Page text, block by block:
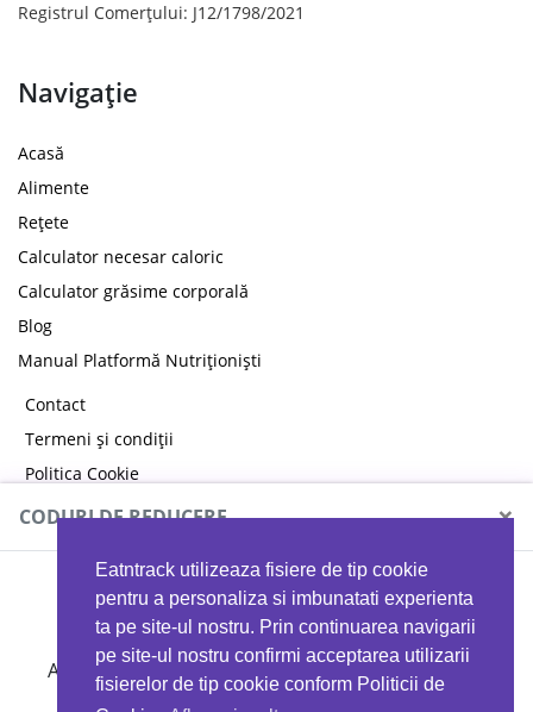
Eatntrack utilizeaza fisiere de tip cookie
pentru a personaliza si imbunatati experienta
ta pe site-ul nostru. Prin continuarea navigarii
pe site-ul nostru confirmi acceptarea utilizarii
fisierelor de tip cookie conform Politicii de
Registrul Comerțului: J12/1798/2021
Navigație
Acasă
Alimente
Rețete
Calculator necesar caloric
Calculator grăsime corporală
Blog
Manual Platformă Nutriționiști
Contact
Termeni și condiții
Politica Cookie
Politica de confidențialitate
CODURI DE REDUCERE ×
MYPROTEIN
Ai 40%reducere la orice comandă folosind codul
EATTRACK